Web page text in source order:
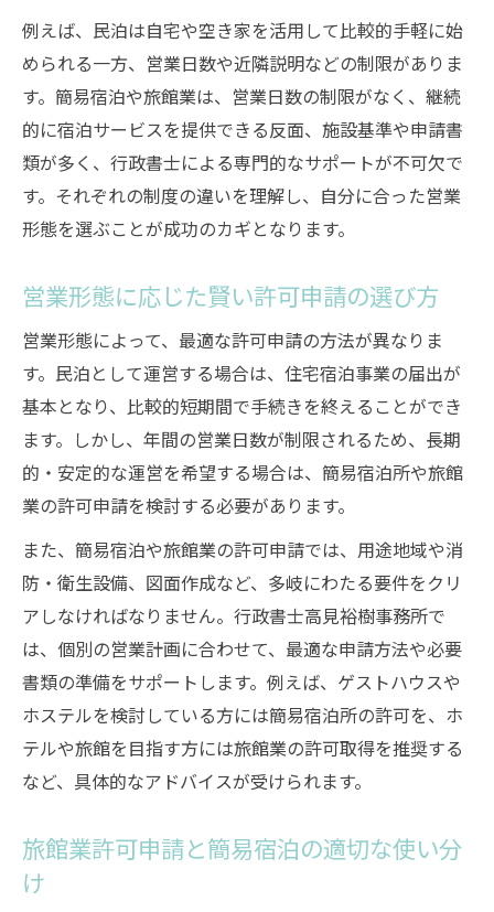
例えば、民泊は自宅や空き家を活用して比較的手軽に始
められる一方、営業日数や近隣説明などの制限がありま
す。簡易宿泊や旅館業は、営業日数の制限がなく、継続
的に宿泊サービスを提供できる反面、施設基準や申請書
類が多く、行政書士による専門的なサポートが不可欠で
す。それぞれの制度の違いを理解し、自分に合った営業
形態を選ぶことが成功のカギとなります。
営業形態に応じた賢い許可申請の選び方
営業形態によって、最適な許可申請の方法が異なりま
す。民泊として運営する場合は、住宅宿泊事業の届出が
基本となり、比較的短期間で手続きを終えることができ
ます。しかし、年間の営業日数が制限されるため、長期
的・安定的な運営を希望する場合は、簡易宿泊所や旅館
業の許可申請を検討する必要があります。
また、簡易宿泊や旅館業の許可申請では、用途地域や消
防・衛生設備、図面作成など、多岐にわたる要件をクリ
アしなければなりません。行政書士高見裕樹事務所で
は、個別の営業計画に合わせて、最適な申請方法や必要
書類の準備をサポートします。例えば、ゲストハウスや
ホステルを検討している方には簡易宿泊所の許可を、ホ
テルや旅館を目指す方には旅館業の許可取得を推奨する
など、具体的なアドバイスが受けられます。
旅館業許可申請と簡易宿泊の適切な使い分
け